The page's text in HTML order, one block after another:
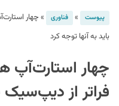
پیوست » فناوری » چهار
باید به آنها توجه کرد
چهار
فراتر از دیپ‌سیک